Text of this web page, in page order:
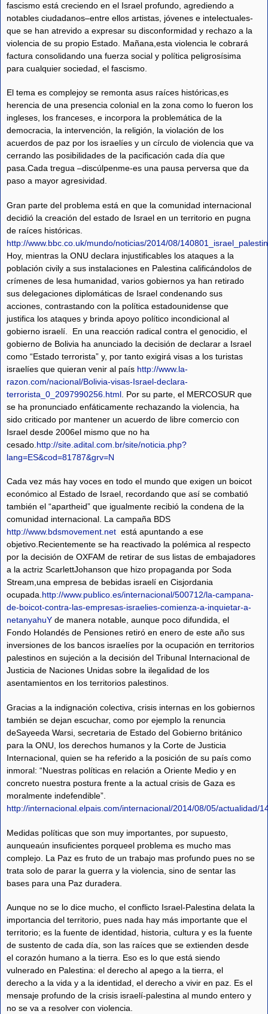
fascismo está creciendo en el Israel profundo, agrediendo a
notables ciudadanos–entre ellos artistas, jóvenes e intelectuales-
que se han atrevido a expresar su disconformidad y rechazo a la
violencia de su propio Estado. Mañana,esta violencia le cobrará
factura consolidando una fuerza social y política peligrosísima
para cualquier sociedad, el fascismo.
El tema es complejoy se remonta asus raíces históricas,es
herencia de una presencia colonial en la zona como lo fueron los
ingleses, los franceses, e incorpora la problemática de la
democracia, la intervención, la religión, la violación de los
acuerdos de paz por los israelíes y un círculo de violencia que va
cerrando las posibilidades de la pacificación cada día que
pasa.Cada tregua –discúlpenme-es una pausa perversa que da
paso a mayor agresividad.
Gran parte del problema está en que la comunidad internacional
decidió la creación del estado de Israel en un territorio en pugna
de raíces históricas.
http://www.bbc.co.uk/mundo/noticias/2014/08/
Hoy, mientras la ONU declara injustificables los ataques a la
población civily a sus instalaciones en Palestina calificándolos de
crímenes de lesa humanidad, varios gobiernos ya han retirado
sus delegaciones diplomáticas de Israel condenando sus
acciones, contrastando con la política estadounidense que
justifica los ataques y brinda apoyo político incondicional al
gobierno israelí. En una reacción radical contra el genocidio, el
gobierno de Bolivia ha anunciado la decisión de declarar a Israel
como “Estado terrorista” y, por tanto exigirá visas a los turistas
israelíes que quieran venir al país http://www.la-
razon.com/nacional/Bolivia-visas-Israel-declara-
terrorista_0_2097990256.html . Por su parte, el MERCOSUR que
se ha pronunciado enfáticamente rechazando la violencia, ha
sido criticado por mantener un acuerdo de libre comercio con
Israel desde 2006el mismo que no ha
cesado. http://site.adital.com.br/site/noticia.php?
lang=ES&cod=81787&grv=N
Cada vez más hay voces en todo el mundo que exigen un boicot
económico al Estado de Israel, recordando que así se combatió
también el “apartheid” que igualmente recibió la condena de la
comunidad internacional. La campaña BDS
http://www.bdsmovement.net está apuntando a ese
objetivo.Recientemente se ha reactivado la polémica al respecto
por la decisión de OXFAM de retirar de sus listas de embajadores
a la actriz ScarlettJohanson que hizo propaganda por Soda
Stream,una empresa de bebidas israelí en Cisjordania
ocupada.http://www.publico.es/internacional/500712/la-campana-
de-boicot-contra-las-empresas-israelies-comienza-a-inquietar-a-
netanyahuY de manera notable, aunque poco difundida, el
Fondo Holandés de Pensiones retiró en enero de este año sus
inversiones de los bancos israelíes por la ocupación en territorios
palestinos en sujeción a la decisión del Tribunal Internacional de
Justicia de Naciones Unidas sobre la ilegalidad de los
asentamientos en los territorios palestinos.
Gracias a la indignación colectiva, crisis internas en los gobiernos
también se dejan escuchar, como por ejemplo la renuncia
deSayeeda Warsi, secretaria de Estado del Gobierno británico
para la ONU, los derechos humanos y la Corte de Justicia
Internacional, quien se ha referido a la posición de su país como
inmoral: “Nuestras políticas en relación a Oriente Medio y en
concreto nuestra postura frente a la actual crisis de Gaza es
moralmente indefendible”.
http://internacional.elpais.com/internacional/2014/08/05/actualidad/
Medidas políticas que son muy importantes, por supuesto,
aunqueaún insuficientes porqueel problema es mucho mas
complejo. La Paz es fruto de un trabajo mas profundo pues no se
trata solo de parar la guerra y la violencia, sino de sentar las
bases para una Paz duradera.
Aunque no se lo dice mucho, el conflicto Israel-Palestina delata la
importancia del territorio, pues nada hay más importante que el
territorio; es la fuente de identidad, historia, cultura y es la fuente
de sustento de cada día, son las raíces que se extienden desde
el corazón humano a la tierra. Eso es lo que está siendo
vulnerado en Palestina: el derecho al apego a la tierra, el
derecho a la vida y a la identidad, el derecho a vivir en paz. Es el
mensaje profundo de la crisis israelí-palestina al mundo entero y
no se va a resolver con violencia.